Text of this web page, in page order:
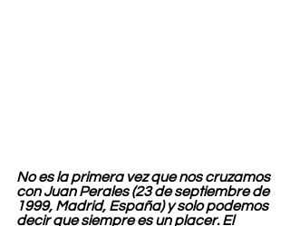
No es la primera vez que nos cruzamos
con Juan Perales (23 de septiembre de
1999, Madrid, España) y solo podemos
decir que siempre es un placer. El